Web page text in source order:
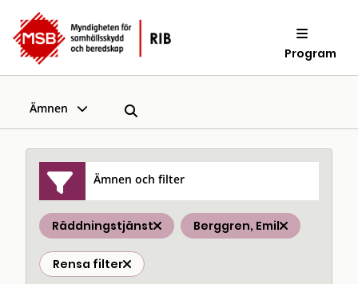
Program
Ämnen
Ämnen och filter
Räddningstjänst Berggren, Emil
Rensa filter